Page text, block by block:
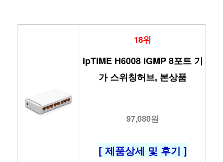
18위
ipTIME H6008 IGMP 8포트 기
가 스위칭허브, 본상품
97,080원
[ 제품상세 및 후기 ]